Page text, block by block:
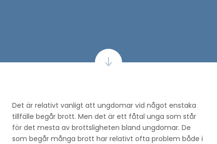
Det är relativt vanligt att ungdomar vid något enstaka
tillfälle begår brott. Men det är ett fåtal unga som står
för det mesta av brottsligheten bland ungdomar. De
som begår många brott har relativt ofta problem både i